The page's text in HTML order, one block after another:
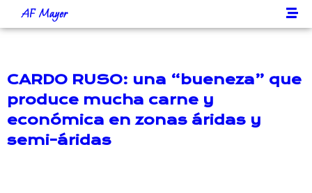
AF Mayer
CARDO RUSO: una “bueneza” que
produce mucha carne y
económica en zonas áridas y
semi-áridas